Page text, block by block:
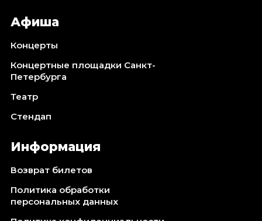
Афиша
Концерты
Концертные площадки Санкт-
Петербурга
Театр
Стендап
Информация
Возврат билетов
Политика обработки
персональных данных